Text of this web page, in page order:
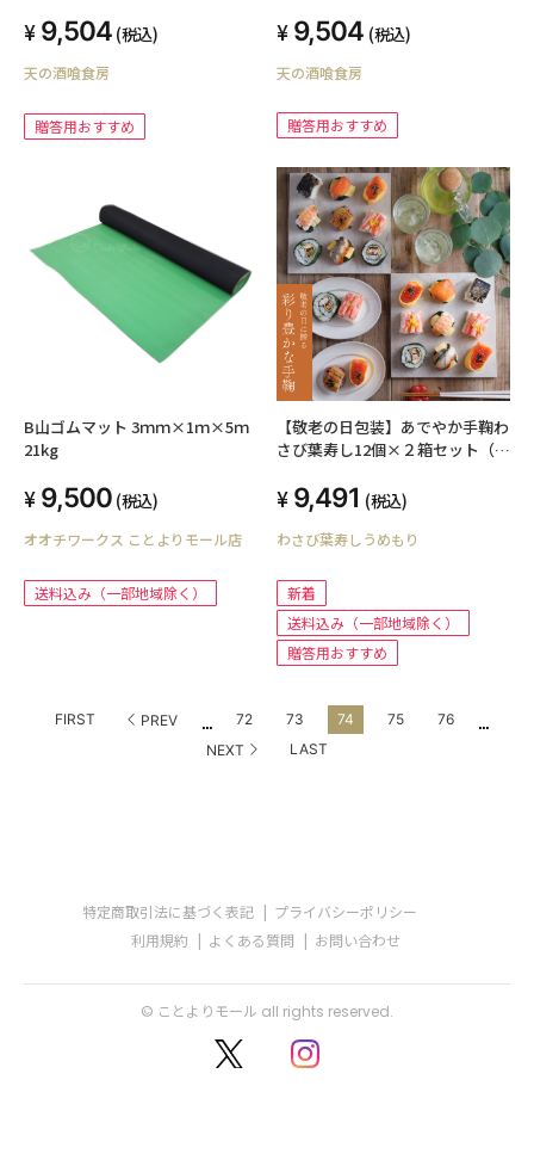
9,504 (税込)
天の酒喰食房
贈答用おすすめ
9,504 (税込)
天の酒喰食房
贈答用おすすめ
B山ゴムマット 3ｍｍ×1ｍ×5ｍ
21kg
9,500 (税込)
オオチワークス ことよりモール店
送料込み（一部地域除く）
【敬老の日包装】あでやか手鞠わ
さび葉寿し12個×２箱セット（二
9,491 (税込)
わさび葉寿しうめもり
新着
送料込み（一部地域除く）
贈答用おすすめ
FIRST PREV ... 72 73 74 75 76 ...
NEXT LAST
特定商取引法に基づく表記
プライバシーポリシー
利用規約
よくある質問 お問い合わせ
© ことよりモール all rights reserved.